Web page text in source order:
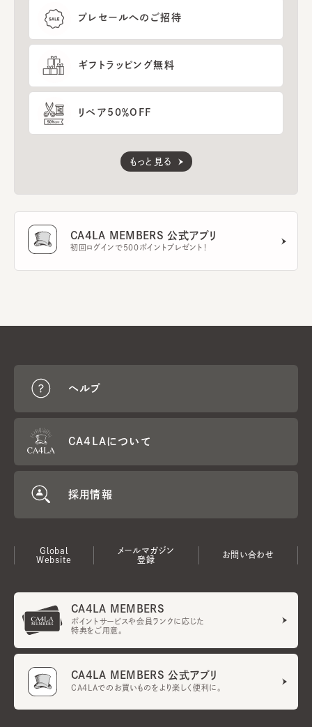
プレセールへのご招待
ギフトラッピング無料
リペア50％OFF
もっと見る
CA4LA MEMBERS 公式アプリ
初回ログインで500ポイントプレゼント！
ヘルプ
CA4LAについて
採用情報
Global
Website
メールマガジン
登録
お問い合わせ
CA4LA MEMBERS
ポイントサービスや会員ランクに応じた
特典をご用意。
CA4LA MEMBERS 公式アプリ
CA4LAでのお買いものをより楽しく便利に。